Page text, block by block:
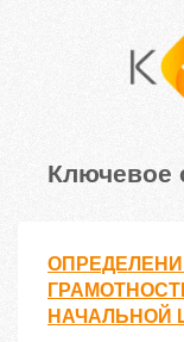
Ключевое
НАЧАЛЬНОЙ